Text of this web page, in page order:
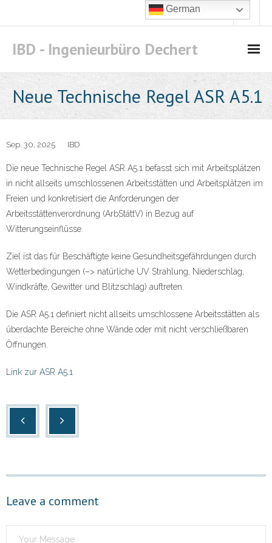
IBD - Ingenieurbüro Dechert
- Arbeitsschutz
- - Begehungen
- - Gefahrstoffe
- Gefahrguttransport
- - Schulung nach Kapitel 1.3 ADR
Angebot
Kontakt
Über uns …
Impressum
Neue Technische Regel ASR A5.1
Sep. 30, 2025 IBD
Die neue Technische Regel ASR A5.1 befasst sich mit Arbeitsplätzen
in nicht allseits umschlossenen Arbeitsstätten und Arbeitsplätzen im
Freien und konkretisiert die Anforderungen der
Arbeitsstättenverordnung (ArbStättV) in Bezug auf
Witterungseinflüsse.
Ziel ist das für Beschäftigte keine Gesundheitsgefährdungen durch
Wetterbedingungen (–> natürliche UV Strahlung, Niederschlag,
Windkräfte, Gewitter und Blitzschlag) auftreten.
Die ASR A5.1 definiert nicht allseits umschlossene Arbeitsstätten als
überdachte Bereiche ohne Wände oder mit nicht verschließbaren
Öffnungen.
Link zur ASR A5.1
Leave a comment
German